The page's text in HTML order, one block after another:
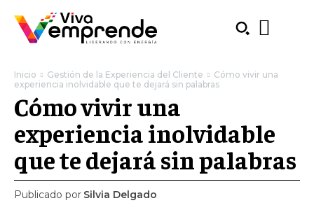
Inicio Gestión de la Experiencia del Cliente
Cómo vivir una
experiencia inolvidable que te dejará sin palabras
Cómo vivir una
experiencia inolvidable
que te dejará sin palabras
Publicado por Silvia Delgado